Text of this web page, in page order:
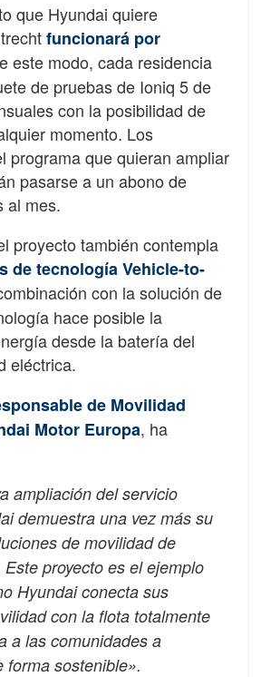
que Hyundai quiere
funcionará por
este modo, cada residencia
de pruebas de Ioniq 5 de
con la posibilidad de
momento. Los
programa que quieran ampliar
pasarse a un abono de
al mes.
proyecto también contempla
de tecnología Vehicle-to-
con la solución de
hace posible la
desde la batería del
eléctrica.
de Movilidad
Motor Europa, ha
ampliación del servicio
demuestra una vez más su
de movilidad de
proyecto es el ejemplo
Hyundai conecta sus
con la flota totalmente
a las comunidades a
forma sostenible».